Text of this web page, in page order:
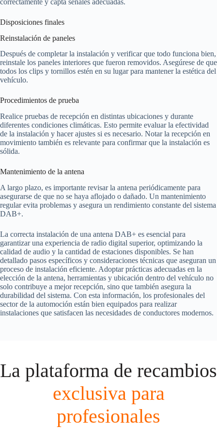
Disposiciones finales
Reinstalación de paneles
Después de completar la instalación y verificar que todo funciona bien,
reinstale los paneles interiores que fueron removidos. Asegúrese de que
todos los clips y tornillos estén en su lugar para mantener la estética del
vehículo.
Procedimientos de prueba
Realice pruebas de recepción en distintas ubicaciones y durante
diferentes condiciones climáticas. Esto permite evaluar la efectividad
de la instalación y hacer ajustes si es necesario. Notar la recepción en
movimiento también es relevante para confirmar que la instalación es
sólida.
Mantenimiento de la antena
A largo plazo, es importante revisar la antena periódicamente para
asegurarse de que no se haya aflojado o dañado. Un mantenimiento
regular evita problemas y asegura un rendimiento constante del sistema
DAB+.
La correcta instalación de una antena DAB+ es esencial para
garantizar una experiencia de radio digital superior, optimizando la
calidad de audio y la cantidad de estaciones disponibles. Se han
detallado pasos específicos y consideraciones técnicas que aseguran un
proceso de instalación eficiente. Adoptar prácticas adecuadas en la
elección de la antena, herramientas y ubicación dentro del vehículo no
solo contribuye a mejor recepción, sino que también asegura la
durabilidad del sistema. Con esta información, los profesionales del
sector de la automoción están bien equipados para realizar
instalaciones que satisfacen las necesidades de conductores modernos.
La plataforma de recambios
exclusiva para
profesionales